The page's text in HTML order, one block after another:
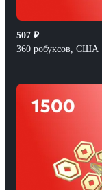
507 ₽
360 робуксов, США